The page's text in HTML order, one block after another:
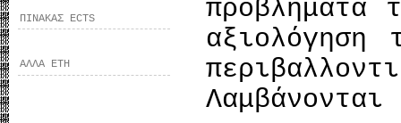
ΠΙΝΑΚΑΣ ECTS
ΑΛΛΑ ΕΤΗ
προβλήματα
αξιολόγηση